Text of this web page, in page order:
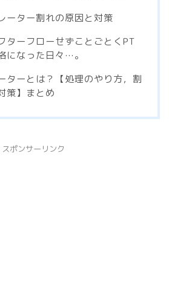
ーター割れの原因と対策
ターフローせずことごとくPT
になった日々…。
ターとは？【処理のやり方，割
策】まとめ
スポンサーリンク